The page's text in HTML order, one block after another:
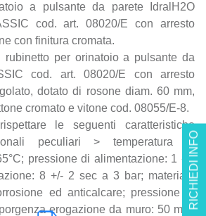
RICHIEDI INFO
a pulsante da parete IdralH2O
cod. art. 08020/E con arresto
con finitura cromata.
rubinetto per orinatoio a pulsante da
cod. art. 08020/E con arresto
dotato di rosone diam. 60 mm,
cromato e vitone cod. 08055/E-8.
le seguenti caratteristiche
peculiari > temperatura di
pressione di alimentazione: 1 - 6
8 +/- 2 sec a 3 bar; materiale
ed anticalcare; pressione di
erogazione da muro: 50 mm;